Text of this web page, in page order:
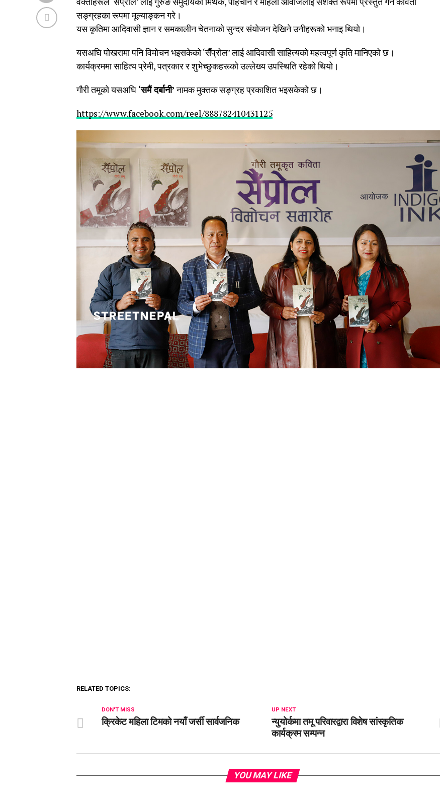
सङ्ग्रहका रूपमा मूल्याङ्कन गरे।
यस कृतिमा आदिवासी ज्ञान र समकालीन चेतनाको सुन्दर संयोजन देखिने उनीहरूको भनाइ थियो।
यसअघि पोखरामा पनि विमोचन भइसकेको ‘सैँप्रोल’ लाई आदिवासी साहित्यको महत्वपूर्ण कृति मानिएको छ।
कार्यक्रममा साहित्य प्रेमी, पत्रकार र शुभेच्छुकहरूको उल्लेख्य उपस्थिति रहेको थियो।
गौरी तमूको यसअघि ‘समैं दर्बानी’नामक मुक्तक सङ्ग्रह प्रकाशित भइसकेको छ।
https://www.facebook.com/reel/888782410431125
RELATED TOPICS:
UP NEXT
न्युयोर्कमा तमू परिवारद्वारा विशेष सांस्कृतिक
कार्यक्रम सम्पन्न
DON'T MISS
क्रिकेट महिला टिमको नयाँ जर्सी सार्वजनिक
YOU MAY LIKE